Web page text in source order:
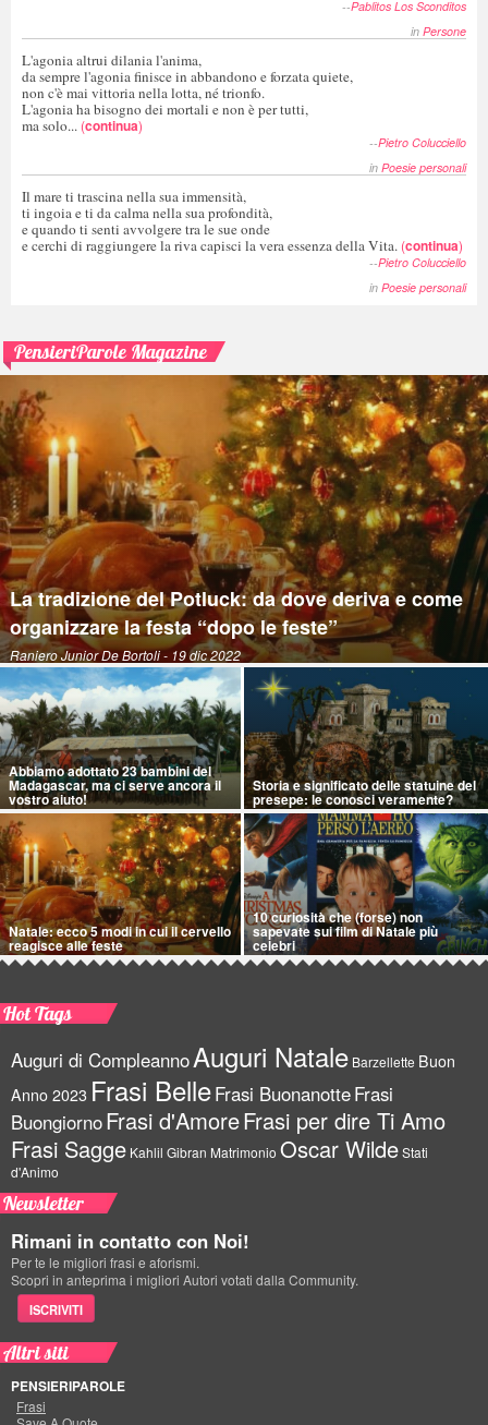
--Pablitos Los Sconditos
in Persone
L'agonia altrui dilania l'anima,
da sempre l'agonia finisce in abbandono e forzata quiete,
non c'è mai vittoria nella lotta, né trionfo.
L'agonia ha bisogno dei mortali e non è per tutti,
ma solo... (continua)
--Pietro Colucciello
in Poesie personali
Il mare ti trascina nella sua immensità,
ti ingoia e ti da calma nella sua profondità,
e quando ti senti avvolgere tra le sue onde
e cerchi di raggiungere la riva capisci la vera essenza della Vita. (continua)
--Pietro Colucciello
in Poesie personali
PensieriParole Magazine
La tradizione del Potluck: da dove deriva e come
organizzare la festa “dopo le feste”
Raniero Junior De Bortoli- 19 dic 2022
Abbiamo adottato 23 bambini del
Madagascar, ma ci serve ancora il
vostro aiuto!
Storia e significato delle statuine del
presepe: le conosci veramente?
Natale: ecco 5 modi in cui il cervello
reagisce alle feste
10 curiosità che (forse) non
sapevate sui film di Natale più
celebri
Hot Tags
Auguri di CompleannoAuguri Natale Barzellette Buon
Anno 2023 Frasi BelleFrasi BuonanotteFrasi
BuongiornoFrasi d'AmoreFrasi per dire Ti Amo
Frasi Sagge Kahlil Gibran Matrimonio Oscar WildeStati
d'Animo
Newsletter
Rimani in contatto con Noi!
Per te le migliori frasi e aforismi.
Scopri in anteprima i migliori Autori votati dalla Community.
ISCRIVITI
Altri siti
PENSIERIPAROLE
Frasi